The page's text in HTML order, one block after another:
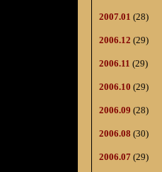
2007.01 (28)
2006.12 (29)
2006.11 (29)
2006.10 (29)
2006.09 (28)
2006.08 (30)
2006.07 (29)